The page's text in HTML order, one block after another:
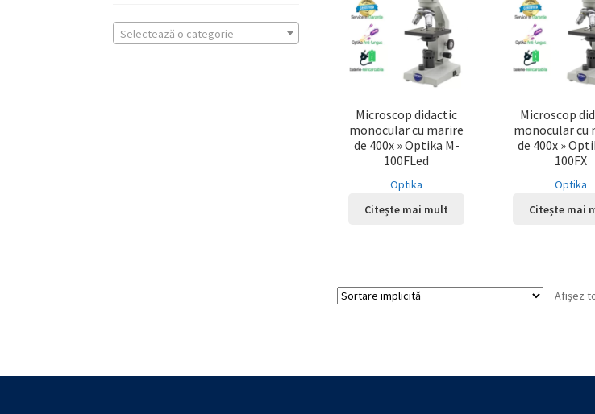
Microscop didactic
monocular cu marire
de 400x » Optika M-
100FLed
Optika
Citește mai mult
Microscop
monocular cu
de 400x »
100FX
Optika
Citește mai
Afișez
Selectează o categorie